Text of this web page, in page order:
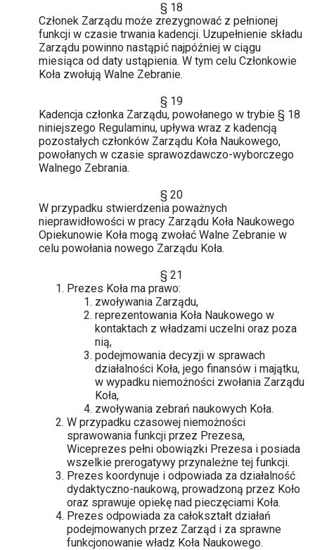
§ 18
Członek Zarządu może zrezygnować z pełnionej
funkcji w czasie trwania kadencji. Uzupełnienie składu
Zarządu powinno nastąpić najpóźniej w ciągu
miesiąca od daty ustąpienia. W tym celu Członkowie
Koła zwołują Walne Zebranie.
§ 19
Kadencja członka Zarządu, powołanego w trybie § 18
niniejszego Regulaminu, upływa wraz z kadencją
pozostałych członków Zarządu Koła Naukowego,
powołanych w czasie sprawozdawczo-wyborczego
Walnego Zebrania.
§ 20
W przypadku stwierdzenia poważnych
nieprawidłowości w pracy Zarządu Koła Naukowego
Opiekunowie Koła mogą zwołać Walne Zebranie w
celu powołania nowego Zarządu Koła.
§ 21
Prezes Koła ma prawo:
zwoływania Zarządu,
reprezentowania Koła Naukowego w
kontaktach z władzami uczelni oraz poza
nią,
podejmowania decyzji w sprawach
działalności Koła, jego finansów i majątku,
w wypadku niemożności zwołania Zarządu
Koła,
zwoływania zebrań naukowych Koła.
W przypadku czasowej niemożności
sprawowania funkcji przez Prezesa,
Wiceprezes pełni obowiązki Prezesa i posiada
wszelkie prerogatywy przynależne tej funkcji.
Prezes koordynuje i odpowiada za działalność
dydaktyczno-naukową, prowadzoną przez Koło
oraz sprawuje opiekę nad pieczęciami Koła.
Prezes odpowiada za całokształt działań
podejmowanych przez Zarząd i za sprawne
funkcjonowanie władz Koła Naukowego.